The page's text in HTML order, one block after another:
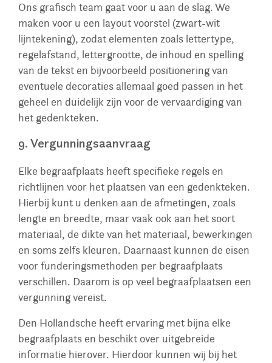
Ons grafisch team gaat voor u aan de slag. We
maken voor u een layout voorstel (zwart-wit
lijntekening), zodat elementen zoals lettertype,
regelafstand, lettergrootte, de inhoud en spelling
van de tekst en bijvoorbeeld positionering van
eventuele decoraties allemaal goed passen in het
geheel en duidelijk zijn voor de vervaardiging van
het gedenkteken.
9. Vergunningsaanvraag
Elke begraafplaats heeft specifieke regels en
richtlijnen voor het plaatsen van een gedenkteken.
Hierbij kunt u denken aan de afmetingen, zoals
lengte en breedte, maar vaak ook aan het soort
materiaal, de dikte van het materiaal, bewerkingen
en soms zelfs kleuren. Daarnaast kunnen de eisen
voor funderingsmethoden per begraafplaats
verschillen. Daarom is op veel begraafplaatsen een
vergunning vereist.
Den Hollandsche heeft ervaring met bijna elke
begraafplaats en beschikt over uitgebreide
informatie hierover. Hierdoor kunnen wij bij het